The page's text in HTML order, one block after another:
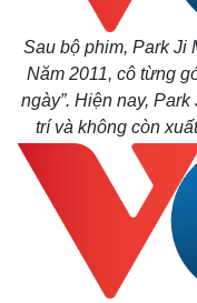
Sau bộ phim, Park Ji
Năm 2011, cô từng
ngày”. Hiện nay,
trí và không còn